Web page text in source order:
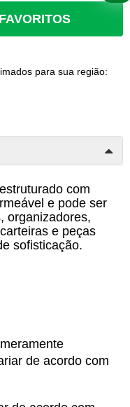
para sua região:
com
e pode ser
organizadores,
e peças
sofisticação.
de acordo com